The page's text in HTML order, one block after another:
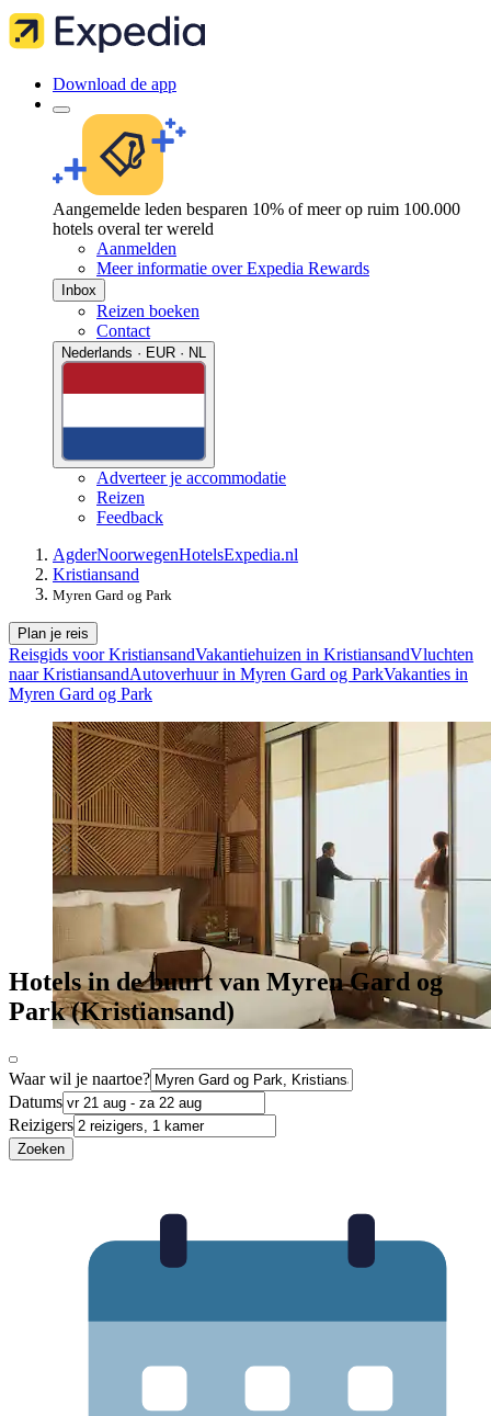
Download de app
Aangemelde leden besparen 10% of meer op ruim 100.000
hotels overal ter wereld
Aanmelden
Meer informatie over Expedia Rewards
Inbox
Reizen boeken
Contact
Nederlands · EUR · NL
Adverteer je accommodatie
Reizen
Feedback
AgderNoorwegenHotelsExpedia.nl
Kristiansand
Myren Gard og Park
Plan je reis
Reisgids voor KristiansandVakantiehuizen in KristiansandVluchten
naar KristiansandAutoverhuur in Myren Gard og ParkVakanties in
Myren Gard og Park
Hotels in de buurt van Myren Gard og
Park (Kristiansand)
Waar wil je naartoe?
Datums
Reizigers
Zoeken